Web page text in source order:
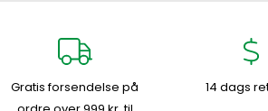
Gratis forsendelse på
14 dags